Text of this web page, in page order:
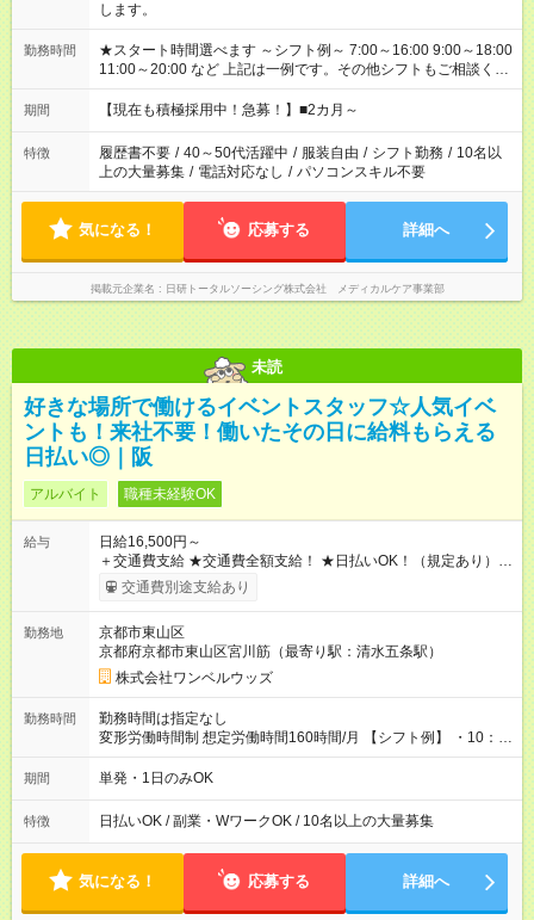
します。
勤務時間
★スタート時間選べます ～シフト例～ 7:00～16:00 9:00～18:00
11:00～20:00 など 上記は一例です。その他シフトもご相談くだ
さい。 ※Wワークの場合当社と合わせて法定労働時間が週40時
間を超えなければOK
期間 【現在も積極採用中！急募！】■2カ月～
特徴 履歴書不要 / 40～50代活躍中 / 服装自由 / シフト勤務 / 10名以
上の大量募集 / 電話対応なし / パソコンスキル不要
気になる！ 応募する 詳細へ
掲載元企業名 日研トータルソーシング株式会社 メディカルケア事業部
未読
好きな場所で働けるイベントスタッフ☆人気イベ
ントも！来社不要！働いたその日に給料もらえる
日払い◎｜阪
アルバイト 職種未経験OK
給与
日給16,500円～
＋交通費支給 ★交通費全額支給！ ★日払いOK！（規定あり） ┗
働いたその日に現金GET♪ お仕事後はコンビニATMから 日払
交通費別途支給あり
勤務地
京都市東山区
京都府京都市東山区宮川筋（最寄り駅：清水五条駅）
株式会社ワンベルウッズ
勤務時間
勤務時間は指定なし
変形労働時間制 想定労働時間160時間/月 【シフト例】 ・10：
00～20：00
期間 単発・1日のみOK
特徴 日払いOK / 副業・WワークOK / 10名以上の大量募集
気になる！ 応募する 詳細へ